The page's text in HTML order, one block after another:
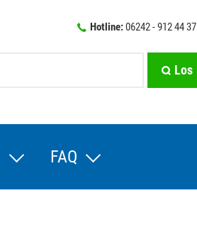
Hotline:06242 - 912 44 37
Los
FAQ